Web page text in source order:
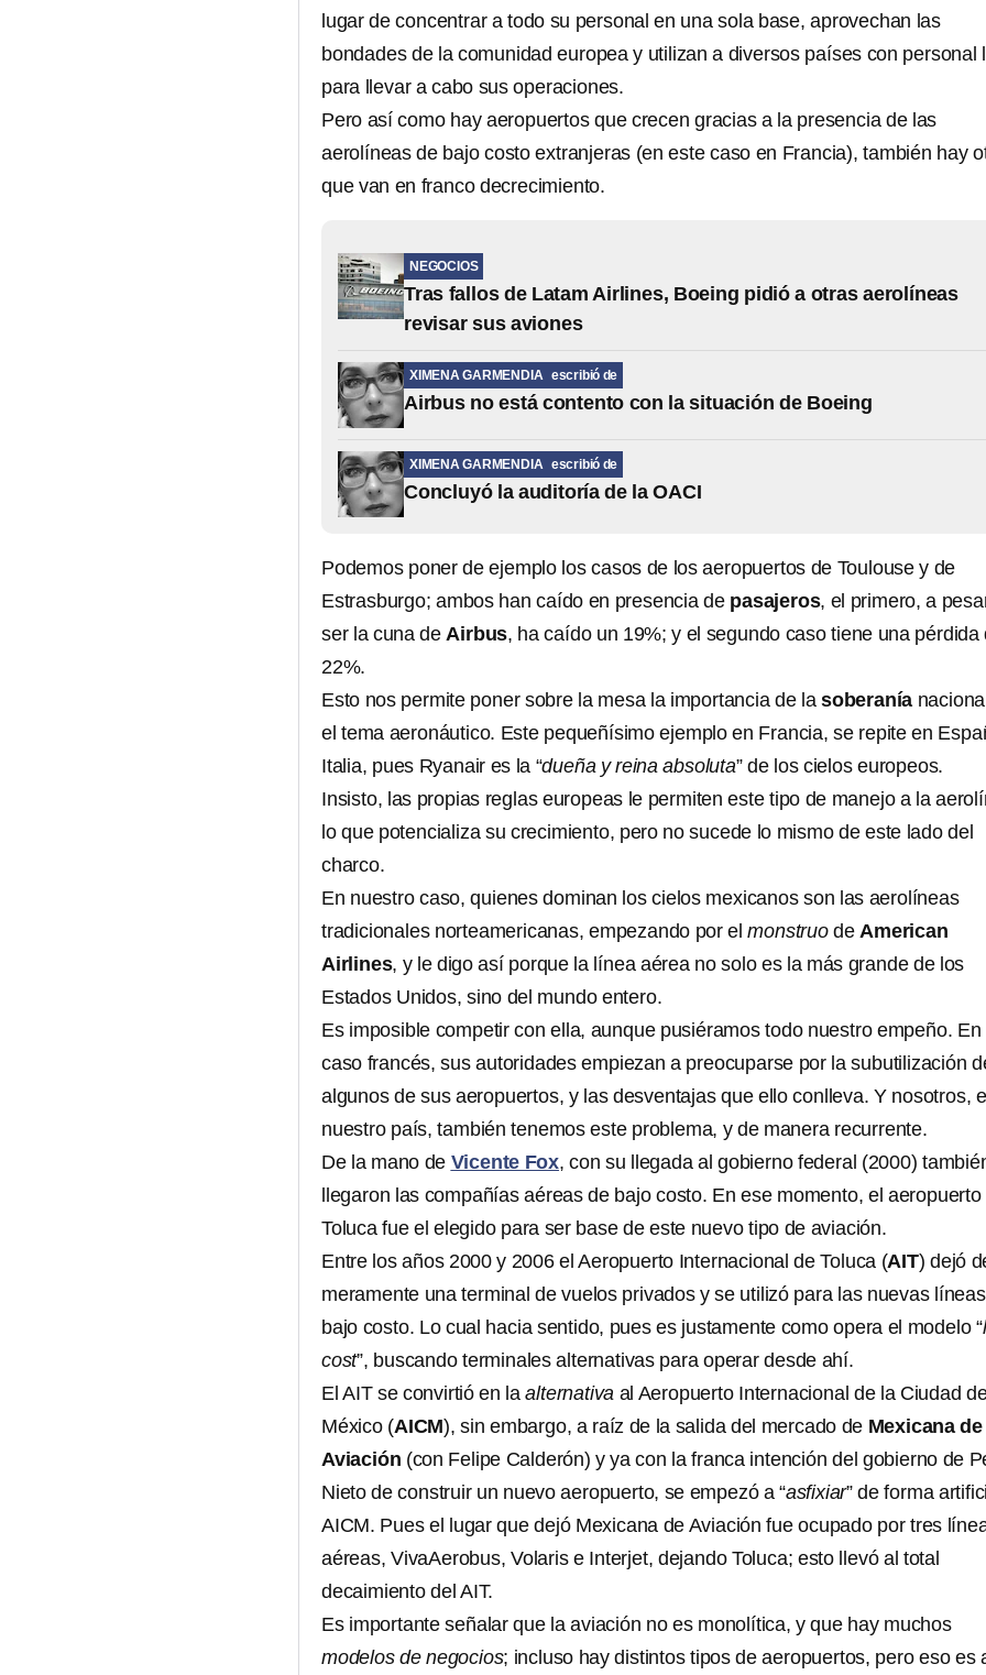
lugar de concentrar a todo su personal en una sola base, aprovechan las
bondades de la comunidad europea y utilizan a diversos países con personal
para llevar a cabo sus operaciones.
Pero así como hay aeropuertos que crecen gracias a la presencia de las
aerolíneas de bajo costo extranjeras (en este caso en Francia), también hay
que van en franco decrecimiento.
NEGOCIOS
Tras fallos de Latam Airlines, Boeing pidió a otras aerolíneas
revisar sus aviones
XIMENA GARMENDIA escribió de
Airbus no está contento con la situación de Boeing
XIMENA GARMENDIA escribió de
Concluyó la auditoría de la OACI
Podemos poner de ejemplo los casos de los aeropuertos de Toulouse y de
Estrasburgo; ambos han caído en presencia de pasajeros, el primero, a
ser la cuna deAirbus, ha caído un 19%; y el segundo caso tiene una pérdida
22%.
Esto nos permite poner sobre la mesa la importancia de la soberanía
el tema aeronáutico. Este pequeñísimo ejemplo en Francia, se repite en
Italia, pues Ryanair es la “dueña y reina absoluta” de los cielos europeos.
Insisto, las propias reglas europeas le permiten este tipo de manejo a la
lo que potencializa su crecimiento, pero no sucede lo mismo de este lado del
charco.
En nuestro caso, quienes dominan los cielos mexicanos son las aerolíneas
tradicionales norteamericanas, empezando por elmonstruodeAmerican
Airlines, y le digo así porque la línea aérea no solo es la más grande de los
Estados Unidos, sino del mundo entero.
Es imposible competir con ella, aunque pusiéramos todo nuestro empeño. En
caso francés, sus autoridades empiezan a preocuparse por la subutilización
algunos de sus aeropuertos, y las desventajas que ello conlleva. Y nosotros,
nuestro país, también tenemos este problema, y de manera recurrente.
De la mano de Vicente Fox, con su llegada al gobierno federal (2000)
llegaron las compañías aéreas de bajo costo. En ese momento, el aeropuerto
Toluca fue el elegido para ser base de este nuevo tipo de aviación.
Entre los años 2000 y 2006 el Aeropuerto Internacional de Toluca (AIT) dejó
meramente una terminal de vuelos privados y se utilizó para las nuevas
bajo costo. Lo cual hacia sentido, pues es justamente como opera el modelo “
cost”, buscando terminales alternativas para operar desde ahí.
El AIT se convirtió en laalternativa al Aeropuerto Internacional de la Ciudad
México (AICM), sin embargo, a raíz de la salida del mercado de Mexicana de
Aviación (con Felipe Calderón) y ya con la franca intención del gobierno de
Nieto de construir un nuevo aeropuerto, se empezó a “asfixiar” de forma
AICM. Pues el lugar que dejó Mexicana de Aviación fue ocupado por tres
aéreas, VivaAerobus, Volaris e Interjet, dejando Toluca; esto llevó al total
decaimiento del AIT.
Es importante señalar que la aviación no es monolítica, y que hay muchos
modelos de negocios; incluso hay distintos tipos de aeropuertos, pero eso es